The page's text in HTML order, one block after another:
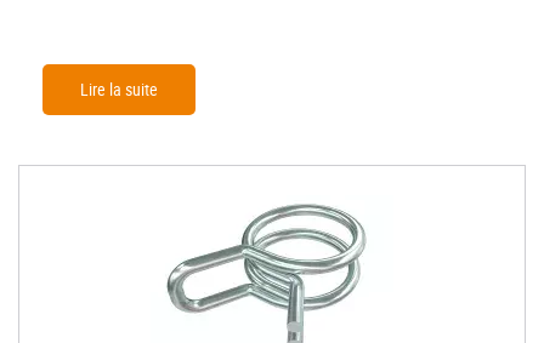
Lire la suite